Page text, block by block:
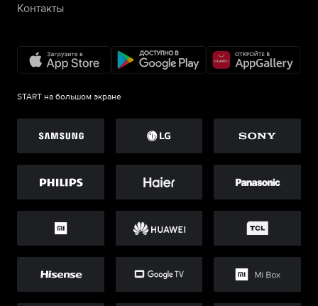
Контакты
START на большом экране